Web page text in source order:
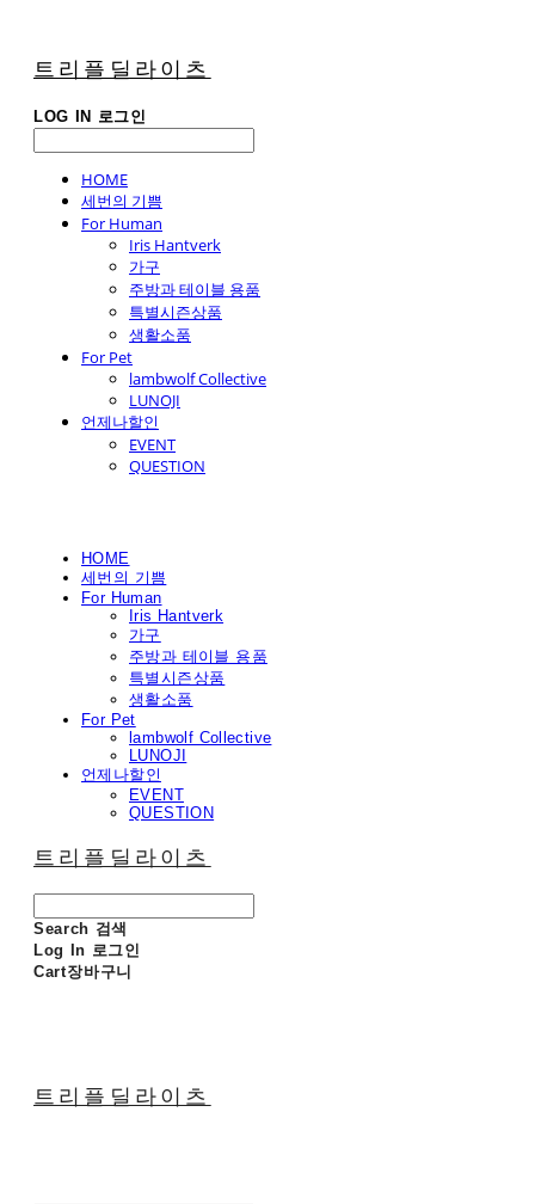
트리플딜라이츠
LOG IN 로그인
HOME
세번의 기쁨
For Human
Iris Hantverk
가구
주방과 테이블 용품
특별시즌상품
생활소품
For Pet
lambwolf Collective
LUNOJI
언제나할인
EVENT
QUESTION
HOME
세번의 기쁨
For Human
Iris Hantverk
가구
주방과 테이블 용품
특별시즌상품
생활소품
For Pet
lambwolf Collective
LUNOJI
언제나할인
EVENT
QUESTION
트리플딜라이츠
Search 검색
Log In 로그인
Cart장바구니
트리플딜라이츠